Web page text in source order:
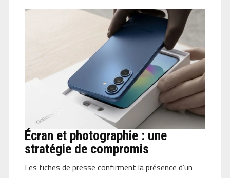
Écran et photographie : une
stratégie de compromis
Les fiches de presse confirment la présence d’un